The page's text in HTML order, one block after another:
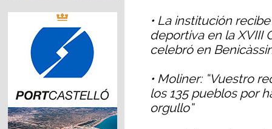
• La institución
deportiva en la XVIII
celebró en
• Moliner: “Vuestro
los 135 pueblos por
orgullo”